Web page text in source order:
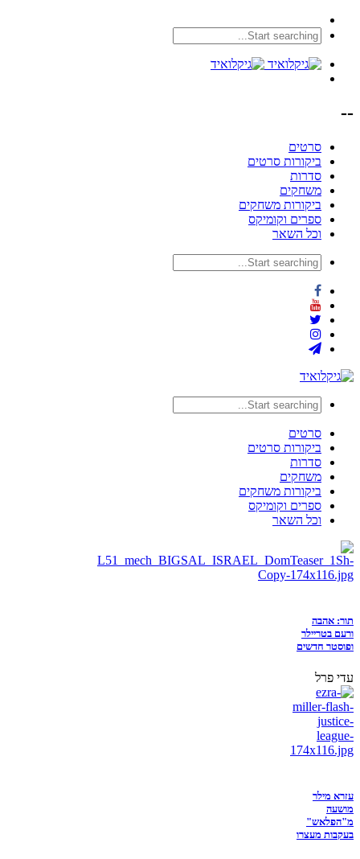
--
סרטים
ביקורות סרטים
סדרות
משחקים
ביקורות משחקים
ספרים וקומיקס
וכל השאר
סרטים
ביקורות סרטים
סדרות
משחקים
ביקורות משחקים
ספרים וקומיקס
וכל השאר
תור: אהבה
ורעם בטריילר
ופוסטר חדשים
עדי פרל
עזרא מילר
מושעה
מ"הפלאש"
בעקבות מעצרו